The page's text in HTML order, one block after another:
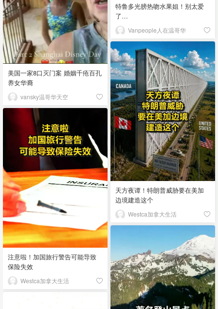
特鲁多光膀热吻水果姐！别太爱
了…
Vanpeople人在温哥华
美国一家8口灭门案 婚姻千疮百孔
养女华裔
vansky温哥华天空
天方夜谭！特朗普威胁要在美加
边境建造这个
Westca加拿大生活
注意啦！加国旅行警告可能导致
保险失效
Westca加拿大生活